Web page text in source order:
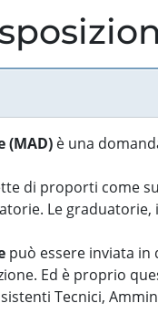
(MAD) è una
di proporti come
Le
può essere inviata
Ed è proprio
Tecnici,